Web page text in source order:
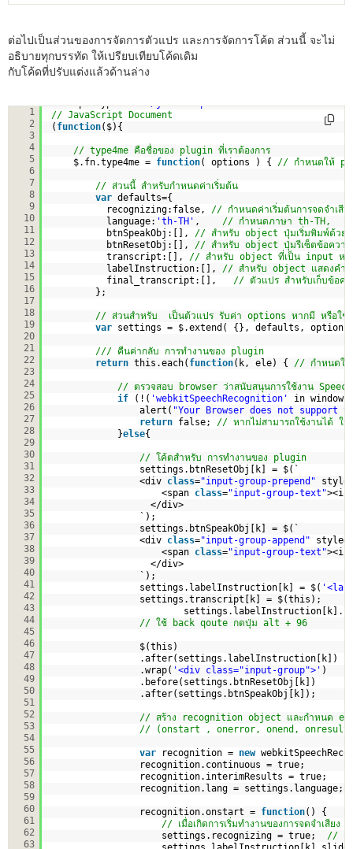
ต่อไปเป็นส่วนของการจัดการตัวแปร และการจัดการโค้ด ส่วนนี้ จะไม่
อธิบายทุกบรรทัด ให้เปรียบเทียบโค้ดเดิม
กับโค้ดที่ปรับแต่งแล้วด้านล่าง
1
2
3
4
5
6
7
8
9
10
11
12
13
14
15
16
17
18
19
20
21
22
23
24
25
26
27
28
29
30
31
32
33
34
35
36
37
38
39
40
41
42
43
44
45
46
47
48
49
50
51
52
53
54
55
56
57
58
59
60
61
62
63
// JavaScript Document
( function($){
// type4me คือชื่อของ plugin ที่เราต้องการ
$.fn.type4me = function( options ) { // กำหนดให้
// ส่วนนี้ สำหรับกำหนดค่าเริ่มต้น
var defaults={
recognizing:false, // กำหนดค่าเริ่มต้นการจดจำเสี
language: 'th-TH' , // กำหนดภาษา th-
btnSpeakObj:[], // สำหรับ object ปุ่มเริ่มพิมพ์ด้วยเ
btnResetObj:[], // สำหรับ object ปุ่มรีเซ็ตข้อค
transcript:[], // สำหรับ object ที่เป็น input หรื
labelInstruction:[], // สำหรับ object แสดงคำแ
final_transcript:[], // ตัวแปร สำหรับเก็บข้
};
// ส่วนสำหรับ  เป็นต้วแปร รับค่า options หากมี หรือใช้
var settings = $.extend( {}, defaults,
/// คืนค่ากลับ การทำงานของ plugin
return this.each( function(k, ele) { // กำหนดใช้
// ตรวจสอบ browser ว่าสนับสนุนการใช้งาน
if
(!( 'webkitSpeechRecognition'
in
alert( "Your Browser does not support
return false; // หากไม่สามารถใช้งานได้ ให้
}else{
// โค้ตสำหรับ การทำงานของ plugin
settings.btnResetObj[k] = $(`
<div class="input-group-prepend"
<span class="input-group-text"><i
</div>
`);
settings.btnSpeakObj[k] = $(`
<div class="input-group-append" style=
<span class="input-group-text"><i
</div>
`);
settings.labelInstruction[k] = $(
settings.transcript[k] = $(this);
// ใช้ back qoute กดปุ่ม alt + 96
$(this)
.after(settings.labelInstruction[k])
.wrap( '<div class="input-group">' )
.before(settings.btnResetObj[k])
// สร้าง recognition object และกำหนด
// (onstart , onerror, onend,
var recognition = new
recognition.continuous =
recognition.interimResults =
recognition.lang =
recognition.onstart = function() {
// เมื่อเกิดการเริ่มทำงานของการจดจำเ
settings.recognizing = true; // เป